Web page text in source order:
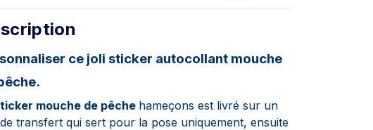
ce joli sticker autocollant mouche
mouche de pêche hameçons est livré sur un
transfert qui sert pour la pose uniquement, ensuite